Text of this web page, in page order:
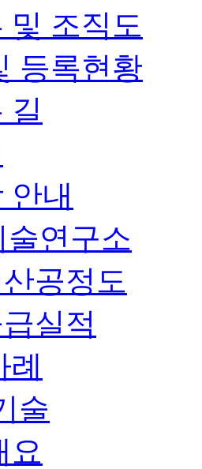
및 조직도
등록현황
길
안내
연구소
공정도
실적
례
술
요